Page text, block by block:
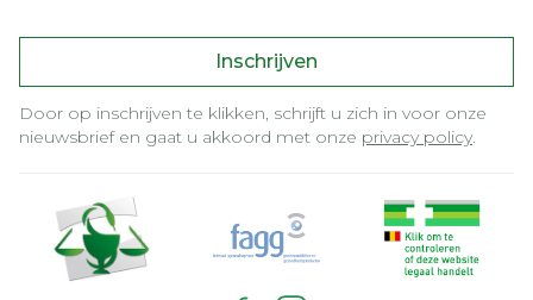
Inschrijven
Door op inschrijven te klikken, schrijft u zich in voor onze
nieuwsbrief en gaat u akkoord met onze privacy policy.